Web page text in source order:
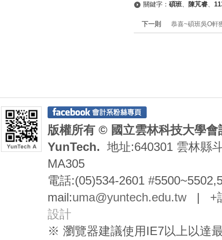
關鍵字： 碩班、 陳芃睿、
下一則 恭喜~碩班吳O軒
版權所有 © 國立雲林科技大學
YunTech. 地址:640301 雲林縣
MA305
電話:(05)534-2601
mail:uma@yuntech.edu.tw| +
設計
※ 瀏覽器建議使用IE7以上以達